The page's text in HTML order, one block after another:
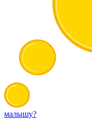
малышу?